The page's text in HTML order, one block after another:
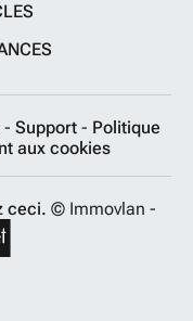
- Support - Politique
aux cookies
ceci. © Immovlan -